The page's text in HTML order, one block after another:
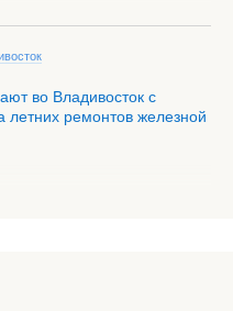
во Владивосток с
летних ремонтов железной